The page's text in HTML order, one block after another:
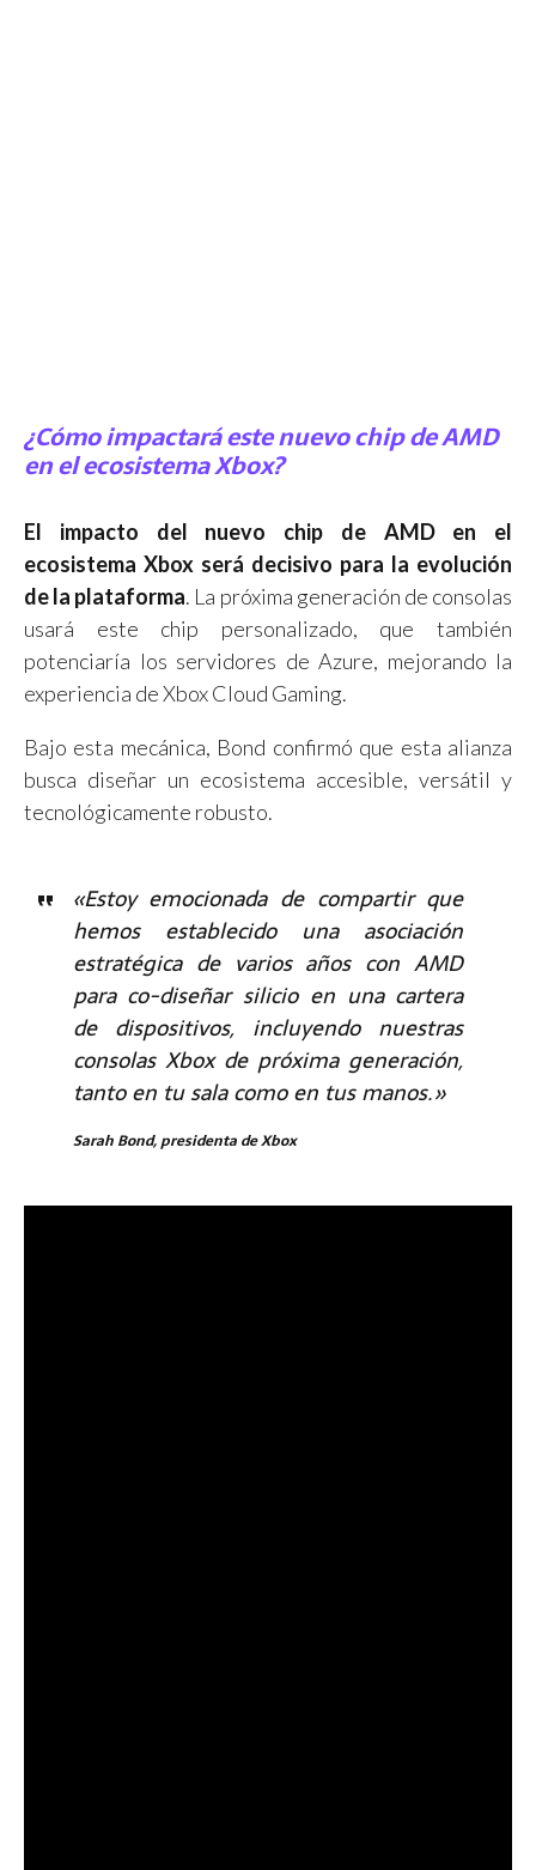
¿Cómo impactará este nuevo chip de AMD
en el ecosistema Xbox?
El impacto del nuevo chip de AMD en el
ecosistema Xbox será decisivo para la evolución
de la plataforma. La próxima generación de consolas
usará este chip personalizado, que también
potenciaría los servidores de Azure, mejorando la
experiencia de Xbox Cloud Gaming.
Bajo esta mecánica, Bond confirmó que esta alianza
busca diseñar un ecosistema accesible, versátil y
tecnológicamente robusto.
«Estoy emocionada de compartir que
hemos establecido una asociación
estratégica de varios años con AMD
para co-diseñar silicio en una cartera
de dispositivos, incluyendo nuestras
consolas Xbox de próxima generación,
tanto en tu sala como en tus manos.»
Sarah Bond, presidenta de Xbox